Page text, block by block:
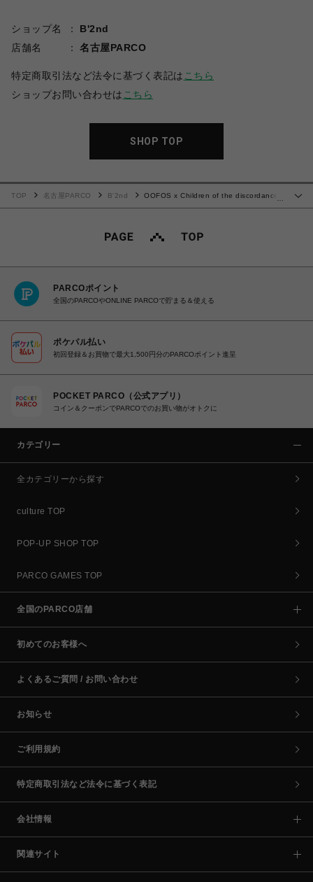
ショップ名
B'2nd
店舗名
名古屋PARCO
特定商取引法など法令に基づく表記は こちら
ショップお問い合わせは こちら
SHOP TOP
…
TOP 名古屋PARCO B'2nd
OOFOS x Children of the discordance/
PARCOポイント
全国のPARCOやONLINE PARCOで貯まる＆使える
ポケパル払い
初回登録＆お買物で最大1,500円分のPARCOポイント進呈
POCKET PARCO（公式アプリ）
コイン＆クーポンでPARCOでのお買い物がオトクに
カテゴリー
全カテゴリーから探す
culture TOP
POP-UP SHOP TOP
PARCO GAMES TOP
全国のPARCO店舗
初めてのお客様へ
よくあるご質問 / お問い合わせ
お知らせ
ご利用規約
特定商取引法など法令に基づく表記
会社情報
関連サイト